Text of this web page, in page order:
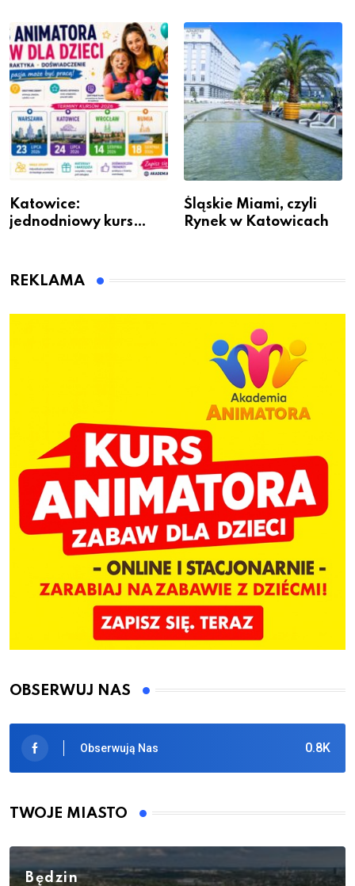
Katowice:
jednodniowy kurs
dzieci
Śląskie Miami, czyli
Rynek w Katowicach
REKLAMA
OBSERWUJ NAS
0.8K
Obserwują Nas
TWOJE MIASTO
Będzin